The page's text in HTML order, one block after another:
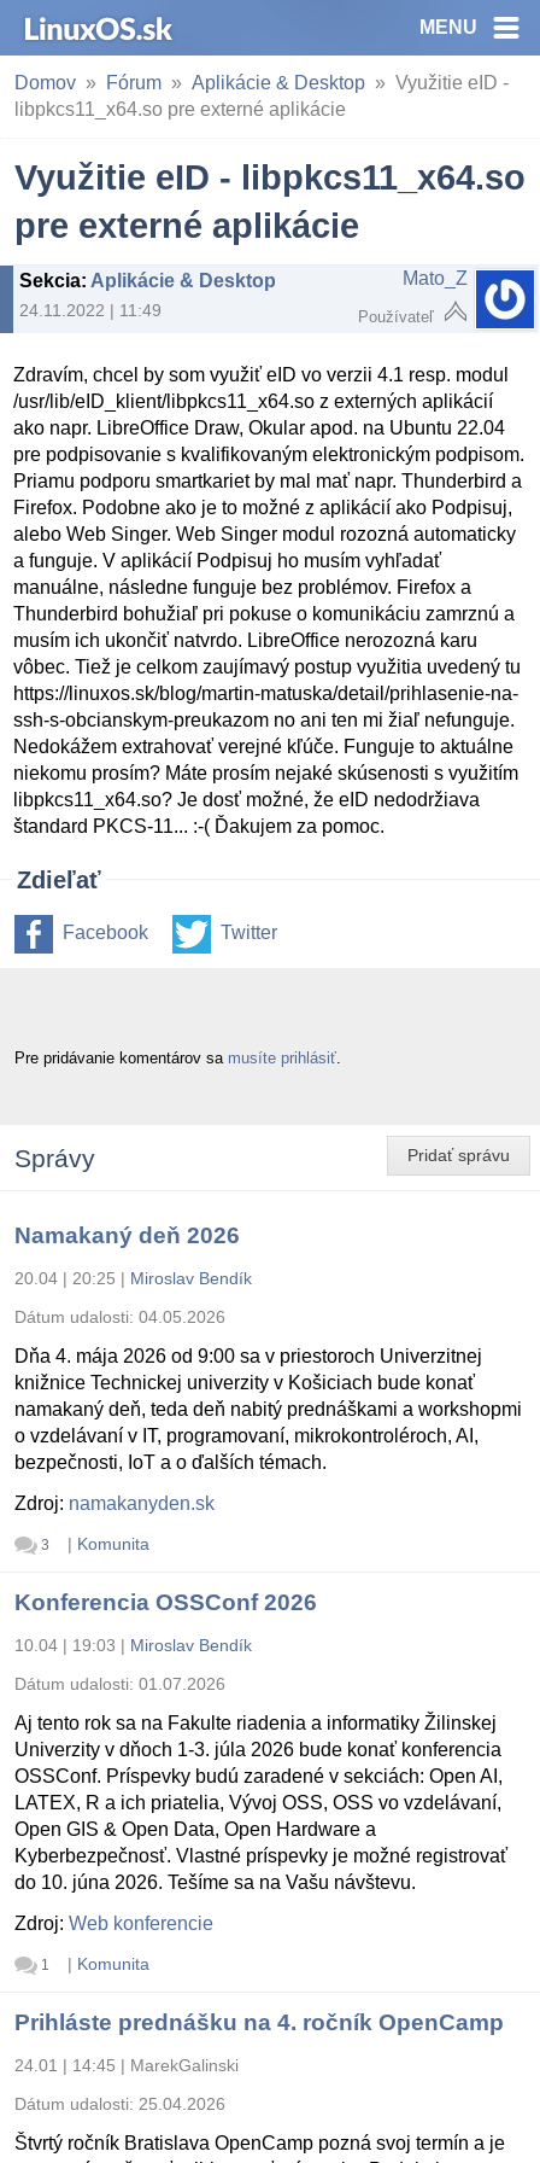
MENU
Domov Fórum Aplikácie & Desktop
Využitie eID -
libpkcs11_x64.so pre externé aplikácie
Využitie eID - libpkcs11_x64.so
pre externé aplikácie
Sekcia: Aplikácie & Desktop
24.11.2022 | 11:49
Mato_Z
Používateľ
Zdravím, chcel by som využiť eID vo verzii 4.1 resp. modul
/usr/lib/eID_klient/libpkcs11_x64.so z externých aplikácií
ako napr. LibreOffice Draw, Okular apod. na Ubuntu 22.04
pre podpisovanie s kvalifikovaným elektronickým podpisom.
Priamu podporu smartkariet by mal mať napr. Thunderbird a
Firefox. Podobne ako je to možné z aplikácií ako Podpisuj,
alebo Web Singer. Web Singer modul rozozná automaticky
a funguje. V aplikácií Podpisuj ho musím vyhľadať
manuálne, následne funguje bez problémov. Firefox a
Thunderbird bohužiaľ pri pokuse o komunikáciu zamrznú a
musím ich ukončiť natvrdo. LibreOffice nerozozná karu
vôbec. Tiež je celkom zaujímavý postup využitia uvedený tu
https://linuxos.sk/blog/martin-matuska/detail/prihlasenie-na-
ssh-s-obcianskym-preukazom no ani ten mi žiaľ nefunguje.
Nedokážem extrahovať verejné kľúče. Funguje to aktuálne
niekomu prosím? Máte prosím nejaké skúsenosti s využitím
libpkcs11_x64.so? Je dosť možné, že eID nedodržiava
štandard PKCS-11... :-( Ďakujem za pomoc.
Zdieľať
Facebook Twitter
Pre pridávanie komentárov sa musíte prihlásiť
Pridať správu
Správy
Namakaný deň 2026
20.04 | 20:25 | Miroslav Bendík
Dátum udalosti: 04.05.2026
Dňa 4. mája 2026 od 9:00 sa v priestoroch Univerzitnej
knižnice Technickej univerzity v Košiciach bude konať
namakaný deň, teda deň nabitý prednáškami a workshopmi
o vzdelávaní v IT, programovaní, mikrokontroléroch, AI,
bezpečnosti, IoT a o ďalších témach.
Zdroj: namakanyden.sk
3 | Komunita
Konferencia OSSConf 2026
10.04 | 19:03 | Miroslav Bendík
Dátum udalosti: 01.07.2026
Aj tento rok sa na Fakulte riadenia a informatiky Žilinskej
Univerzity v dňoch 1-3. júla 2026 bude konať konferencia
OSSConf. Príspevky budú zaradené v sekciách: Open AI,
LATEX, R a ich priatelia, Vývoj OSS, OSS vo vzdelávaní,
Open GIS & Open Data, Open Hardware a
Kyberbezpečnosť. Vlastné príspevky je možné registrovať
do 10. júna 2026. Tešíme sa na Vašu návštevu.
Zdroj: Web konferencie
1 | Komunita
Prihláste prednášku na 4. ročník OpenCamp
24.01 | 14:45 | MarekGalinski
Dátum udalosti: 25.04.2026
Štvrtý ročník Bratislava OpenCamp pozná svoj termín a je